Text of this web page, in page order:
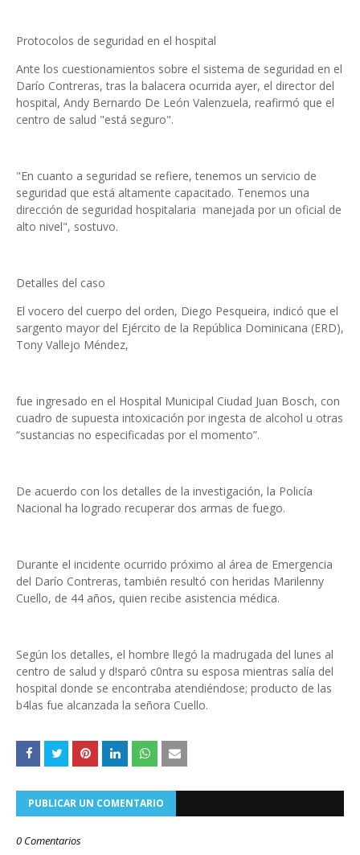
Protocolos de seguridad en el hospital
Ante los cuestionamientos sobre el sistema de seguridad en el
Darío Contreras, tras la balacera ocurrida ayer, el director del
hospital, Andy Bernardo De León Valenzuela, reafirmó que el
centro de salud "está seguro".
"En cuanto a seguridad se refiere, tenemos un servicio de
seguridad que está altamente capacitado. Tenemos una
dirección de seguridad hospitalaria manejada por un oficial de
alto nivel", sostuvo.
Detalles del caso
El vocero del cuerpo del orden, Diego Pesqueira, indicó que el
sargento mayor del Ejército de la República Dominicana (ERD),
Tony Vallejo Méndez,
fue ingresado en el Hospital Municipal Ciudad Juan Bosch, con
cuadro de supuesta intoxicación por ingesta de alcohol u otras
“sustancias no especificadas por el momento”.
De acuerdo con los detalles de la investigación, la Policía
Nacional ha logrado recuperar dos armas de fuego.
Durante el incidente ocurrido próximo al área de Emergencia
del Darío Contreras, también resultó con heridas Marilenny
Cuello, de 44 años, quien recibe asistencia médica.
Según los detalles, el hombre llegó la madrugada del lunes al
centro de salud y d!sparó c0ntra su esposa mientras salía del
hospital donde se encontraba atendiéndose; producto de las
b4las fue alcanzada la señora Cuello.
PUBLICAR UN COMENTARIO
0 Comentarios